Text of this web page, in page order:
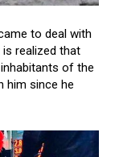
to deal with
realized that
of the
him since he